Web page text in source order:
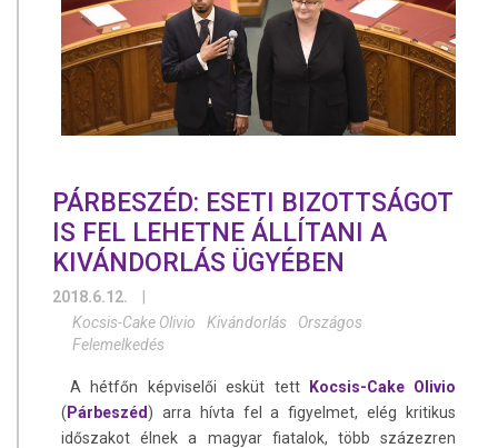
PÁRBESZÉD: ESETI BIZOTTSÁGOT
IS FEL LEHETNE ÁLLÍTANI A
KIVÁNDORLÁS ÜGYÉBEN
2018.6.12.
Kocsis-Cake Olivio
Kivándorlás
Országos
Felemelkedés
A hétfőn képviselői esküt tett
Kocsis-Cake Olivio
( Párbeszéd ) arra hívta fel a figyelmet, elég kritikus
időszakot élnek a magyar fiatalok, több százezren